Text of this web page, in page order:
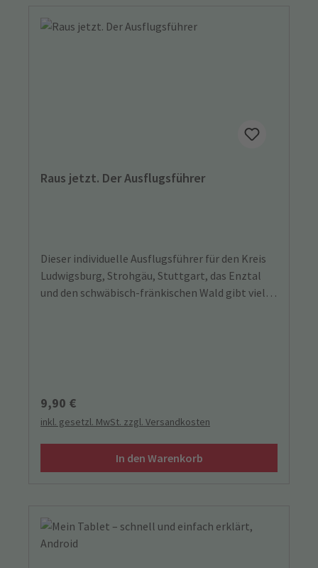
Raus jetzt. Der Ausflugsführer
Dieser individuelle Ausflugsführer für den Kreis
Ludwigsburg, Strohgäu, Stuttgart, das Enztal
und den schwäbisch-fränkischen Wald gibt viele
Regulärer Preis:
9,90 €
inkl. gesetzl. MwSt. zzgl. Versandkosten
In den Warenkorb